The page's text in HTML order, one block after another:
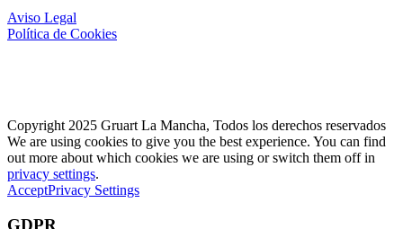
Aviso Legal
Política de Cookies
Copyright 2025 Gruart La Mancha, Todos los derechos reservados
We are using cookies to give you the best experience. You can find
out more about which cookies we are using or switch them off in
privacy settings.
AcceptPrivacy Settings
GDPR